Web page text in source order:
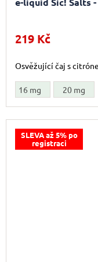
219 Kč
Osvěžující čaj s
16 mg 20 mg
SLEVA až 5% po
registraci